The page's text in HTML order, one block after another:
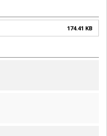
174.41 KB